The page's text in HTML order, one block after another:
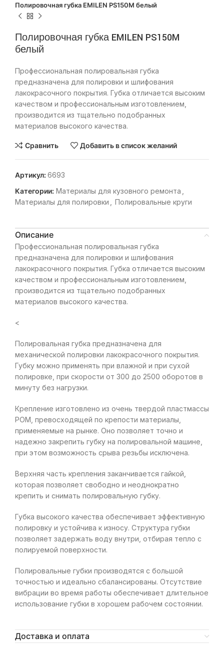
Полировочная губка EMILEN PS150M белый
Полировочная губка EMILEN PS150M
белый
Профессиональная полировальная губка
предназначена для полировки и шлифования
лакокрасочного покрытия. Губка отличается высоким
качеством и профессиональным изготовлением,
производится из тщательно подобранных
материалов высокого качества.
Сравнить Добавить в список желаний
Артикул: 6693
Категории: Материалы для кузовного ремонта
Материалы для полировки
Полировальные круги
Описание
Профессиональная полировальная губка
предназначена для полировки и шлифования
лакокрасочного покрытия. Губка отличается высоким
качеством и профессиональным изготовлением,
производится из тщательно подобранных
материалов высокого качества.
<
Полировальная губка предназначена для
механической полировки лакокрасочного покрытия.
Губку можно применять при влажной и при сухой
полировке, при скорости от 300 до 2500 оборотов в
минуту без нагрузки.
Крепление изготовлено из очень твердой пластмассы
POM, превосходящей по крепости материалы,
применяемые на рынке. Оно позволяет точно и
надежно закрепить губку на полировальной машине,
при этом возможность срыва резьбы исключена.
Верхняя часть крепления заканчивается гайкой,
которая позволяет свободно и неоднократно
крепить и снимать полировальную губку.
Губка высокого качества обеспечивает эффективную
полировку и устойчива к износу. Структура губки
позволяет задержать воду внутри, отбирая тепло с
полируемой поверхности.
Полировальные губки производятся с большой
точностью и идеально сбалансированы. Отсутствие
вибрации во время работы обеспечивает длительное
использование губки в хорошем рабочем состоянии.
Доставка и оплата